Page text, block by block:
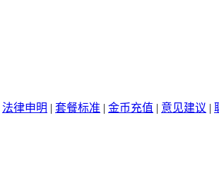
法律申明 | 套餐标准 | 金币充值 | 意见建议 |